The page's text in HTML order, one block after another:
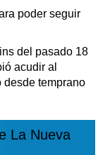
poder seguir
del pasado 18
acudir al
desde temprano
La Nueva